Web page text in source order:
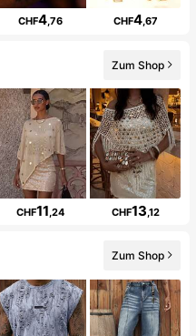
CHF4,76 CHF4,67
Zum Shop
CHF11 ,24 CHF13 ,12
Zum Shop